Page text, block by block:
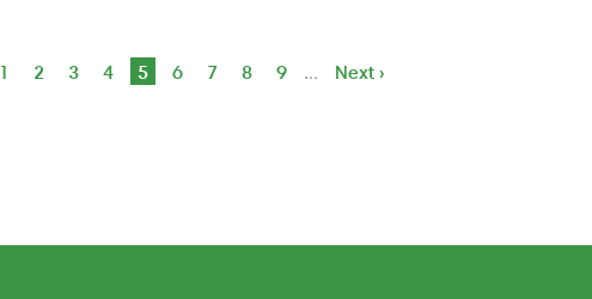
Page
1 Page
2 Page
3 Page
4
Page
5 Page
6 Page
7 Page
8 Page
9 …
Page
Next ›